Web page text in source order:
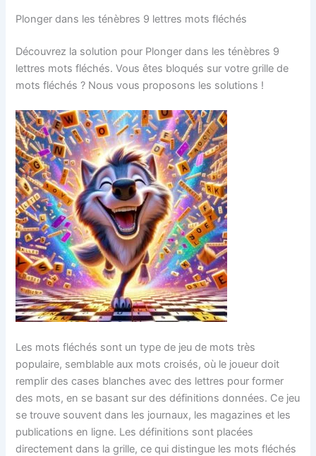
Plonger dans les ténèbres 9 lettres mots fléchés
Découvrez la solution pour Plonger dans les ténèbres 9
lettres mots fléchés. Vous êtes bloqués sur votre grille de
mots fléchés ? Nous vous proposons les solutions !
Les mots fléchés sont un type de jeu de mots très
populaire, semblable aux mots croisés, où le joueur doit
remplir des cases blanches avec des lettres pour former
des mots, en se basant sur des définitions données. Ce jeu
se trouve souvent dans les journaux, les magazines et les
publications en ligne. Les définitions sont placées
directement dans la grille, ce qui distingue les mots fléchés